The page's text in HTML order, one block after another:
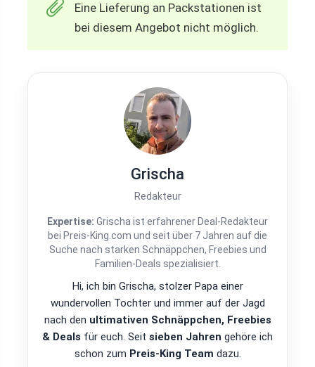
Eine Lieferung an Packstationen ist
bei diesem Angebot nicht möglich.
Grischa
Redakteur
Expertise: Grischa ist erfahrener Deal-Redakteur
bei Preis-King.com und seit über 7 Jahren auf die
Suche nach starken Schnäppchen, Freebies und
Familien-Deals spezialisiert.
Hi, ich bin Grischa, stolzer Papa einer
wundervollen Tochter und immer auf der Jagd
nach den ultimativen Schnäppchen, Freebies
& Deals für euch. Seit sieben Jahren gehöre ich
schon zum Preis-King Team dazu.